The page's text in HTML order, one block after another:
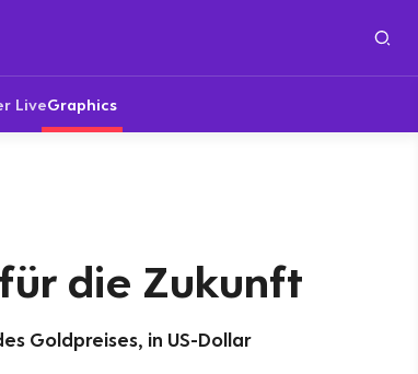
LiveGraphics
die Zukunft
Goldpreises, in US-Dollar